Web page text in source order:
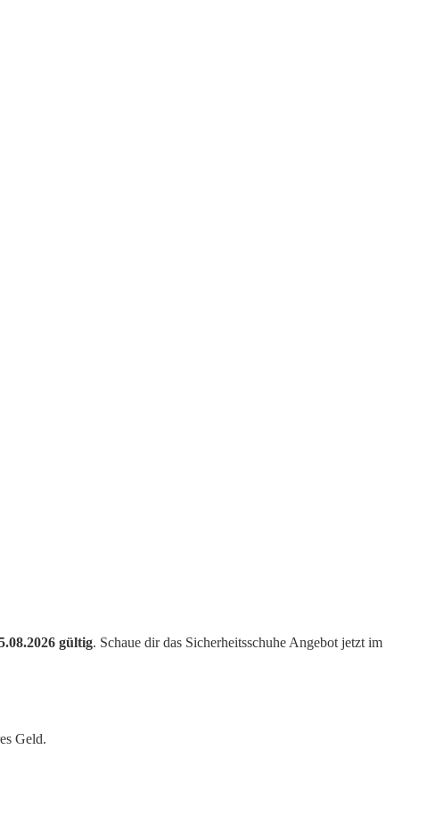
gültig. Schaue dir das Sicherheitsschuhe Angebot jetzt im
Geld.